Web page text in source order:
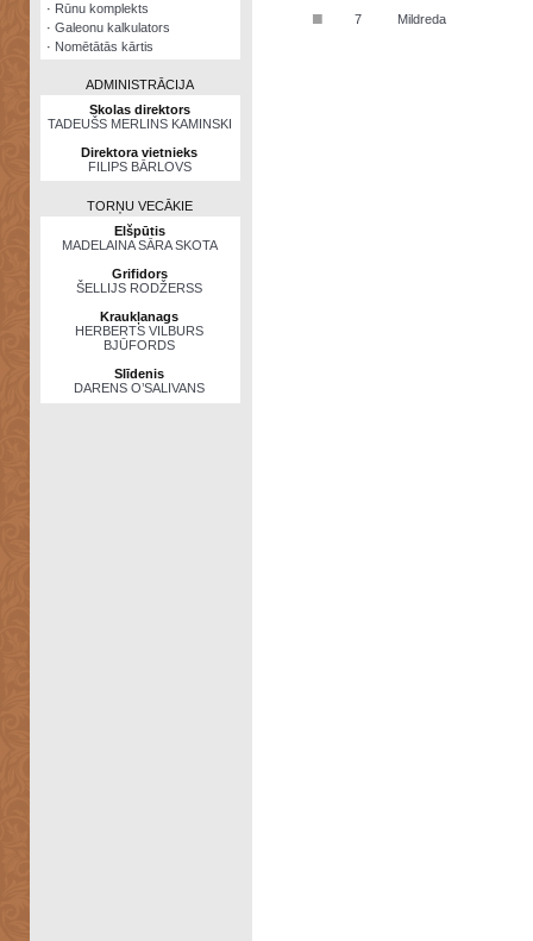
· Rūnu komplekts
·Galeonu kalkulators
· Nomētātās kārtis
ADMINISTRĀCIJA
Skolas direktors
TADEUŠS MERLINS KAMINSKI
Direktora vietnieks
FILIPS BĀRLOVS
TORŅU VECĀKIE
Elšpūtis
MADELAINA SĀRA SKOTA
Grifidors
ŠELLIJS RODŽERSS
Kraukļanags
HERBERTS VILBURS
BJŪFORDS
Slīdenis
DARENS O’SALIVANS
■ 7 Mildreda